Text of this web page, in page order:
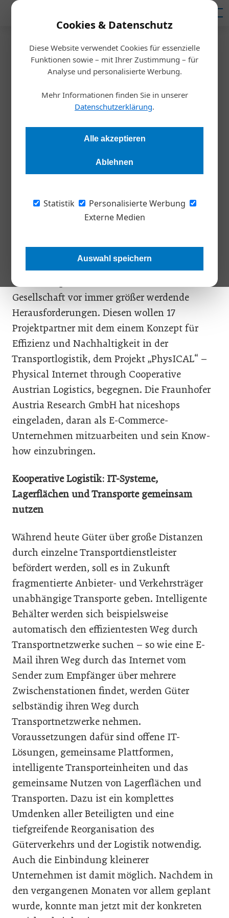
Cookies & Datenschutz
Diese Website verwendet Cookies für essenzielle
Funktionen sowie – mit Ihrer Zustimmung – für
Analyse und personalisierte Werbung.
Mehr Informationen finden Sie in unserer
Datenschutzerklärung.
Alle akzeptieren
Ablehnen
Statistik
Personalisierte Werbung
Externe Medien
Auswahl speichern
Startseite/Nachhaltigkeit
Kooperative Logistik soll
Emissionen senken
Die niceshops GmbH beteiligt sich mit 16 weiteren Partnern
am ehrgeizigen Transportlogistik-Projekt „PhysICAL“.
das Internet - ihren Weg durch Transportnetzwerke
selbständig finden. Damit will man die Effizienz um 30 %
verbessern sowie Emissionen und Energieverbrauch um rund
Die wachsende Zahl der weltweiten
Gütertransporte stellt Umwelt und
Gesellschaft vor immer größer werdende
Herausforderungen. Diesen wollen 17
Projektpartner mit dem einem Konzept für
Effizienz und Nachhaltigkeit in der
Transportlogistik, dem Projekt „PhysICAL“ –
Physical Internet through Cooperative
Austrian Logistics, begegnen. Die Fraunhofer
Austria Research GmbH hat niceshops
eingeladen, daran als E-Commerce-
Unternehmen mitzuarbeiten und sein Know-
how einzubringen.
Kooperative Logistik: IT-Systeme,
Lagerflächen und Transporte gemeinsam
nutzen
Während heute Güter über große Distanzen
durch einzelne Transportdienstleister
befördert werden, soll es in Zukunft
fragmentierte Anbieter- und Verkehrsträger
unabhängige Transporte geben. Intelligente
Behälter werden sich beispielsweise
automatisch den effizientesten Weg durch
Transportnetzwerke suchen – so wie eine E-
Mail ihren Weg durch das Internet vom
Sender zum Empfänger über mehrere
Zwischenstationen findet, werden Güter
selbständig ihren Weg durch
Transportnetzwerke nehmen.
Voraussetzungen dafür sind offene IT-
Lösungen, gemeinsame Plattformen,
intelligente Transporteinheiten und das
gemeinsame Nutzen von Lagerflächen und
Transporten. Dazu ist ein komplettes
Umdenken aller Beteiligten und eine
tiefgreifende Reorganisation des
Güterverkehrs und der Logistik notwendig.
Auch die Einbindung kleinerer
Unternehmen ist damit möglich. Nachdem in
den vergangenen Monaten vor allem geplant
wurde, konnte man jetzt mit der konkreten